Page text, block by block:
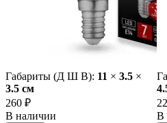
Габариты (Д Ш В): 11 × 3.5 ×
3.5 cм
260 ₽
В наличии
В